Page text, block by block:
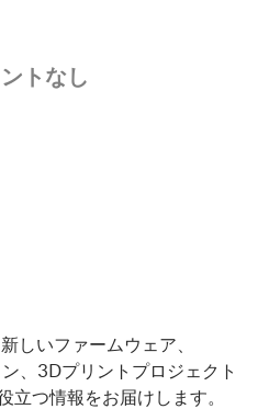
トなし
新しいファームウェア、
、3Dプリントプロジェクト
立つ情報をお届けします。